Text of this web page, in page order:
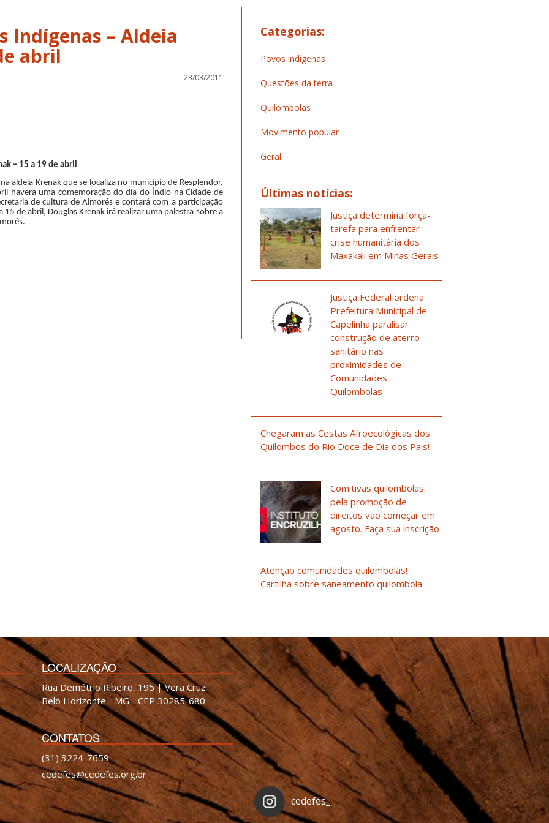
Indígenas – Aldeia
abril
23/03/2011
– 15 a 19 de abril
aldeia Krenak que se localiza no município de Resplendor,
haverá uma comemoração do dia do Índio na Cidade de
de cultura de Aimorés e contará com a participação
de abril, Douglas Krenak irá realizar uma palestra sobre a
Categorias:
Povos indígenas
Questões da terra
Quilombolas
Movimento popular
Geral
Últimas notícias:
Justiça determina força-
tarefa para enfrentar
crise humanitária dos
Maxakali em Minas Gerais
Justiça Federal ordena
Prefeitura Municipal de
Capelinha paralisar
construção de aterro
sanitário nas
proximidades de
Comunidades
Quilombolas
Chegaram as Cestas Afroecológicas dos
Quilombos do Rio Doce de Dia dos Pais!
Comitivas quilombolas:
pela promoção de
direitos vão começar em
agosto. Faça sua inscrição
Atenção comunidades quilombolas!
Cartilha sobre saneamento quilombola
LOCALIZAÇÃO
Rua Demétrio Ribeiro, 195 | Vera Cruz
Belo Horizonte - MG - CEP 30285-680
CONTATOS
(31) 3224-7659
cedefes@cedefes.org.br
cedefes_